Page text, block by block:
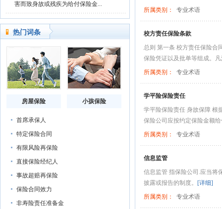
害而致身故或残疾为给付保险金...
热门词条
房屋保险 小孩保险
首席承保人
特定保险合同
有限风险再保险
直接保险经纪人
事故超赔再保险
保险合同效力
非寿险责任准备金
所属类别：
专业术语
校方责任保险条款
总则 第一条 校方责任保险合
保险凭证以及批单等组成。
所属类别：
专业术语
学平险保险责任
学平险保险责任 身故保障 根
保险公司应按约定保险金额
所属类别：
专业术语
信息监管
信息监管 指保险公司.应当将
披露或报告的制度。 [详细]
所属类别：
专业术语